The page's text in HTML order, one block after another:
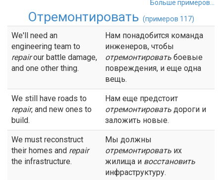
Больше примеров...
Отремонтировать (примеров 117)
We'll need an
engineering team to
repairour battle damage,
and one other thing.
Нам понадобится команда
инженеров, чтобы
отремонтировать боевые
повреждения, и еще одна
вещь.
We still have roads to
repair, and new ones to
build.
Нам еще предстоит
отремонтировать дороги и
заложить новые.
We must reconstruct
their homes and repair
the infrastructure.
Мы должны
отремонтировать их
жилища и восстановить
инфраструктуру.